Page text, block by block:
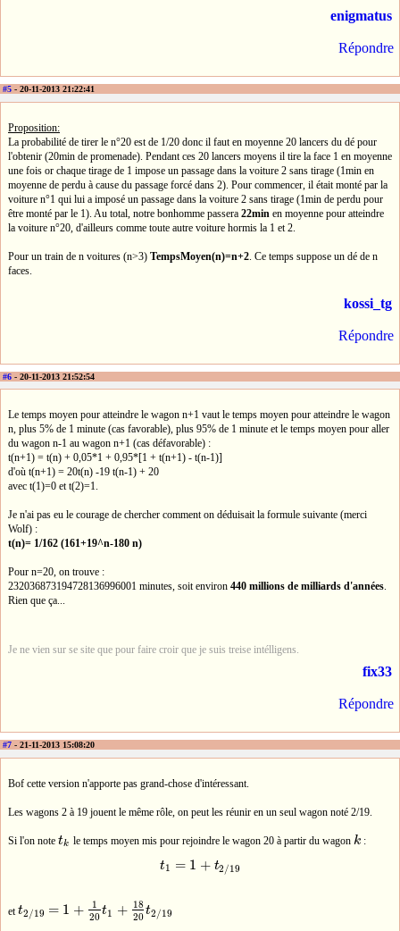
enigmatus
Répondre
#5 - 20-11-2013 21:22:41
Proposition:
La probabilité de tirer le n°20 est de 1/20 donc il faut en moyenne 20 lancers du dé pour
l'obtenir (20min de promenade). Pendant ces 20 lancers moyens il tire la face 1 en moyenne
une fois or chaque tirage de 1 impose un passage dans la voiture 2 sans tirage (1min en
moyenne de perdu à cause du passage forcé dans 2). Pour commencer, il était monté par la
voiture n°1 qui lui a imposé un passage dans la voiture 2 sans tirage (1min de perdu pour
être monté par le 1). Au total, notre bonhomme passera 22min en moyenne pour atteindre
la voiture n°20, d'ailleurs comme toute autre voiture hormis la 1 et 2.
Pour un train de n voitures (n>3) TempsMoyen(n)=n+2 . Ce temps suppose un dé de n
faces.
kossi_tg
Répondre
#6 - 20-11-2013 21:52:54
Le temps moyen pour atteindre le wagon n+1 vaut le temps moyen pour atteindre le wagon
n, plus 5% de 1 minute (cas favorable), plus 95% de 1 minute et le temps moyen pour aller
du wagon n-1 au wagon n+1 (cas défavorable) :
t(n+1) = t(n) + 0,05*1 + 0,95*[1 + t(n+1) - t(n-1)]
d'où t(n+1) = 20t(n) -19 t(n-1) + 20
avec t(1)=0 et t(2)=1.
Je n'ai pas eu le courage de chercher comment on déduisait la formule suivante (merci
Wolf) :
t(n)= 1/162 (161+19^n-180 n)
Pour n=20, on trouve :
232036873194728136996001 minutes, soit environ 440 millions de milliards d'années.
Rien que ça...
Je ne vien sur se site que pour faire croir que je suis treise intélligens.
fix33
Répondre
#7 - 21-11-2013 15:08:20
Bof cette version n'apporte pas grand-chose d'intéressant.
Les wagons 2 à 19 jouent le même rôle, on peut les réunir en un seul wagon noté 2/19.
Si l'on note tk
tk le temps moyen mis pour rejoindre le wagon 20 à partir du wagon k
k:
t1 = 1 + t2/19
t1=1 +t2/ 19
et t2/19 = 1 +
1
20t1 + 18
20t2/19
t2/ 19= 1+1 20 t1+ 1820t /19